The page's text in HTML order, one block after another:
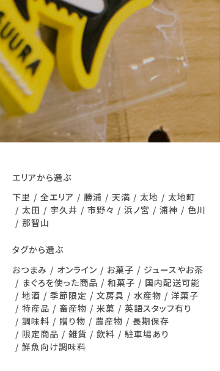
エリアから選ぶ
下里
全エリア 勝浦 天満 太地
太地町
太田
宇久井 市野々 浜ノ宮 浦神
色川
那智山
タグから選ぶ
おつまみ
オンライン お菓子
ジュースやお茶
まぐろを使った商品
和菓子
国内配送可能
地酒
季節限定 文房具 水産物
洋菓子
特産品
畜産物 米菓
英語スタッフ有り
調味料
贈り物 農産物
長期保存
限定商品
雑貨 飲料
駐車場あり
鮮魚向け調味料